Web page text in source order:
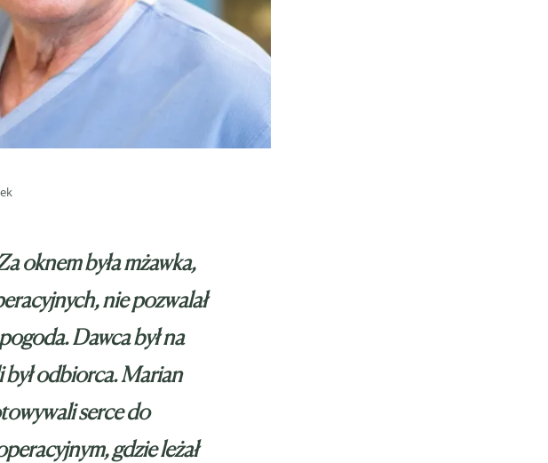
oknem była mżawka,
nie pozwalał
Dawca był na
był odbiorca. Marian
serce do
gdzie leżał